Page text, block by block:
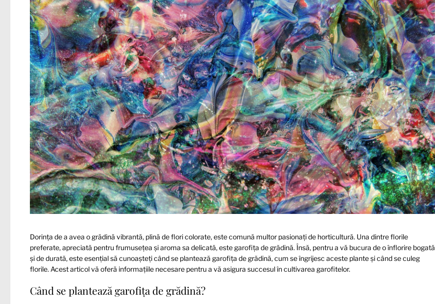
Dorința de a avea o grădină vibrantă, plină de flori colorate, este comună multor pasionați de horticultură. Una dintre florile
preferate, apreciată pentru frumusețea și aroma sa delicată, este garofița de grădină. Însă, pentru a vă bucura de o înflorire bogată
și de durată, este esențial să cunoașteți când se plantează garofița de grădină, cum se îngrijesc aceste plante și când se culeg
florile. Acest articol vă oferă informațiile necesare pentru a vă asigura succesul în cultivarea garofitelor.
Când se plantează garofița de grădină?